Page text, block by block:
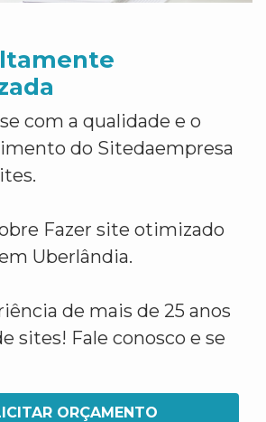
com a qualidade e o
do Sitedaempresa
Fazer site otimizado
Uberlândia.
de mais de 25 anos
sites! Fale conosco e se
ORÇAMENTO